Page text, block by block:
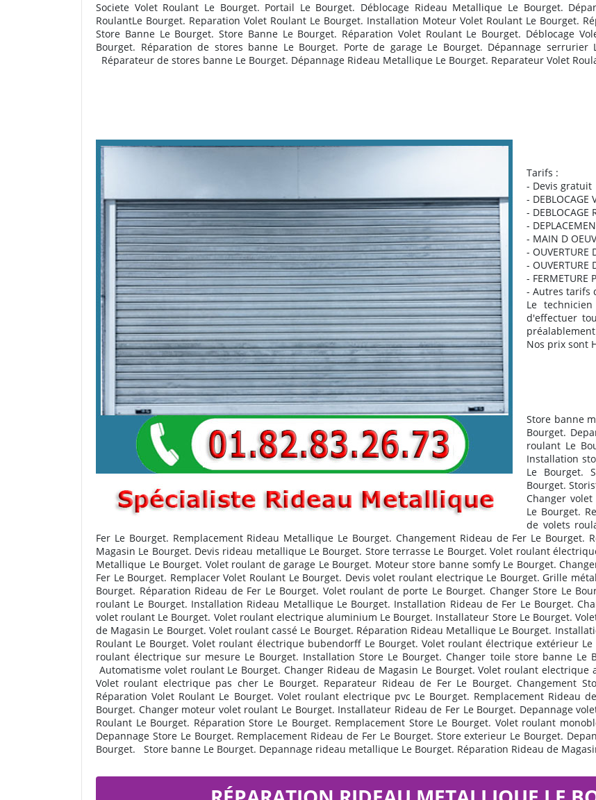
Societe Volet Roulant Le Bourget. Portail Le Bourget. Déblocage Rideau Metallique Le Bourget.
RoulantLe Bourget. Reparation Volet Roulant Le Bourget. Installation Moteur Volet Roulant Le Bourget.
Store Banne Le Bourget. Store Banne Le Bourget. Réparation Volet Roulant Le Bourget. Déblocage
Bourget. Réparation de stores banne Le Bourget. Porte de garage Le Bourget. Dépannage serrurier
Réparateur de stores banne Le Bourget. Dépannage Rideau Metallique Le Bourget. Reparateur Volet
Tarifs :
- Devis gratuit
- DEBLOCAGE
- DEBLOCAGE
-
- MAIN D
- OUVERTURE
- OUVERTURE
- FERMETURE
- Autres tarifs
Le
d'effectuer
Nos prix sont
Store banne
Bourget.
roulant Le
Installation
Le Bourget.
Bourget.
Changer
Le Bourget.
de volets
Fer Le Bourget. Remplacement Rideau Metallique Le Bourget. Changement Rideau de Fer Le Bourget.
Magasin Le Bourget. Devis rideau metallique Le Bourget. Store terrasse Le Bourget. Volet roulant
Metallique Le Bourget. Volet roulant de garage Le Bourget. Moteur store banne somfy Le Bourget.
Fer Le Bourget. Remplacer Volet Roulant Le Bourget. Devis volet roulant electrique Le Bourget. Grille
Bourget. Réparation Rideau de Fer Le Bourget. Volet roulant de porte Le Bourget. Changer Store Le
roulant Le Bourget. Installation Rideau Metallique Le Bourget. Installation Rideau de Fer Le Bourget.
volet roulant Le Bourget. Volet roulant electrique aluminium Le Bourget. Installateur Store Le Bourget.
de Magasin Le Bourget. Volet roulant cassé Le Bourget. Réparation Rideau Metallique Le Bourget.
Roulant Le Bourget. Volet roulant électrique bubendorff Le Bourget. Volet roulant électrique extérieur
roulant électrique sur mesure Le Bourget. Installation Store Le Bourget. Changer toile store banne Le
Automatisme volet roulant Le Bourget. Changer Rideau de Magasin Le Bourget. Volet roulant electrique
Volet roulant electrique pas cher Le Bourget. Reparateur Rideau de Fer Le Bourget. Changement
Réparation Volet Roulant Le Bourget. Volet roulant electrique pvc Le Bourget. Remplacement Rideau
Bourget. Changer moteur volet roulant Le Bourget. Installateur Rideau de Fer Le Bourget. Depannage
Roulant Le Bourget. Réparation Store Le Bourget. Remplacement Store Le Bourget. Volet roulant
Depannage Store Le Bourget. Remplacement Rideau de Fer Le Bourget. Store exterieur Le Bourget.
Bourget. Store banne Le Bourget. Depannage rideau metallique Le Bourget. Réparation Rideau de